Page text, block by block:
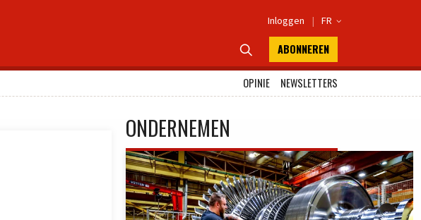
Inloggen | FR 
 ABONNEREN
OPINIE
NEWSLETTERS
ONDERNEMEN